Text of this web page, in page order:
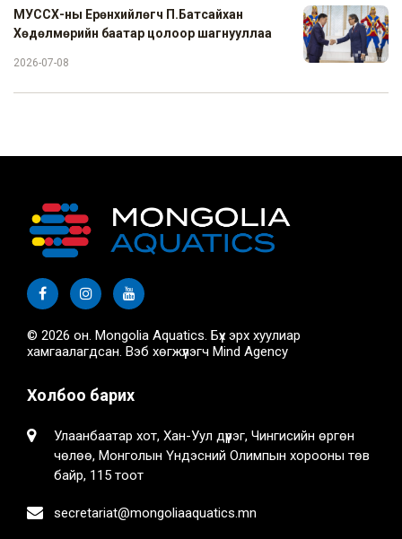
МУССХ-ны Ерөнхийлөгч П.Батсайхан
Хөдөлмөрийн баатар цолоор шагнууллаа
2026-07-08
© 2026 он. Mongolia Aquatics. Бүх эрх хуулиар
хамгаалагдсан. Вэб хөгжүүлэгч Mind Agency
Холбоо барих
Улаанбаатар хот, Хан-Уул дүүрэг, Чингисийн өргөн
чөлөө, Монголын Үндэсний Олимпын хорооны төв
байр, 115 тоот
secretariat@mongoliaaquatics.mn